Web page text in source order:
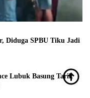
Diduga SPBU Tiku Jadi
Lubuk Basung Tarik